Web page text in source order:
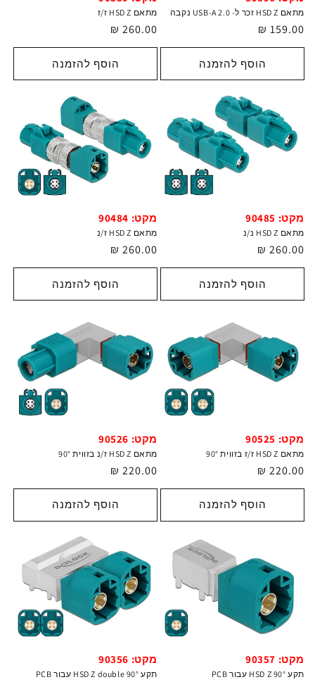
מתאם HSD Z זכר ל- USB-A 2.0 נקבה
מחיר
רגיל
159.00 ₪
הוסף להזמנה
מתאם HSD Z ז/ז
מחיר
רגיל
260.00 ₪
הוסף להזמנה
מקט: 90485
מתאם HSD Z נ/נ
מחיר
רגיל
260.00 ₪
הוסף להזמנה
מקט: 90484
מתאם HSD Z ז/נ
מחיר
רגיל
260.00 ₪
הוסף להזמנה
מקט: 90525
מתאם HSD Z ז/ז בזווית 90°
מחיר
רגיל
220.00 ₪
הוסף להזמנה
מקט: 90526
מתאם HSD Z ז/נ בזווית 90°
מחיר
רגיל
220.00 ₪
הוסף להזמנה
מקט: 90357
תקע HSD Z 90° עבור PCB
מקט: 90356
תקע HSD Z double 90° עבור PCB